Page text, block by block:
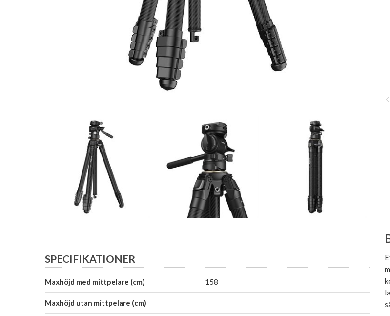
SPECIFIKATIONER
Maxhöjd med mittpelare (cm) 158
Maxhöjd utan mittpelare (cm)